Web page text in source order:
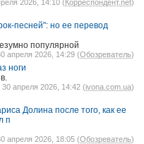
2026, 14:10 (Корреспондент.net)
песней": но ее перевод
популярной
апреля 2026, 14:29 (Обозреватель)
ноги
30 апреля 2026, 14:42 (ivona.com.ua)
Долина после того, как ее
п
апреля 2026, 18:05 (Обозреватель)